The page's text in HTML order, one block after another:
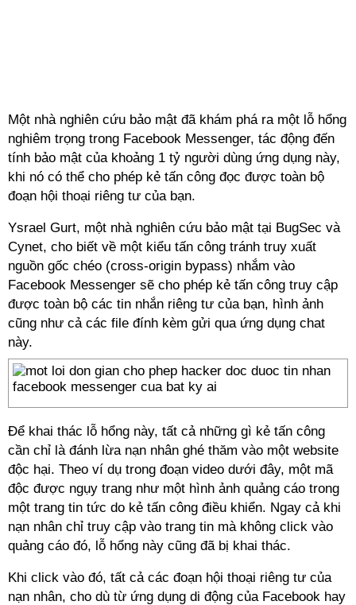
Một nhà nghiên cứu bảo mật đã khám phá ra một lỗ hổng
nghiêm trọng trong Facebook Messenger, tác động đến
tính bảo mật của khoảng 1 tỷ người dùng ứng dụng này,
khi nó có thể cho phép kẻ tấn công đọc được toàn bộ
đoạn hội thoại riêng tư của bạn.
Ysrael Gurt, một nhà nghiên cứu bảo mật tại BugSec và
Cynet, cho biết về một kiểu tấn công tránh truy xuất
nguồn gốc chéo (cross-origin bypass) nhắm vào
Facebook Messenger sẽ cho phép kẻ tấn công truy cập
được toàn bộ các tin nhắn riêng tư của bạn, hình ảnh
cũng như cả các file đính kèm gửi qua ứng dụng chat
này.
Để khai thác lỗ hổng này, tất cả những gì kẻ tấn công
cần chỉ là đánh lừa nạn nhân ghé thăm vào một website
độc hại. Theo ví dụ trong đoạn video dưới đây, một mã
độc được ngụy trang như một hình ảnh quảng cáo trong
một trang tin tức do kẻ tấn công điều khiển. Ngay cả khi
nạn nhân chỉ truy cập vào trang tin mà không click vào
quảng cáo đó, lỗ hổng này cũng đã bị khai thác.
Khi click vào đó, tất cả các đoạn hội thoại riêng tư của
nạn nhân, cho dù từ ứng dụng di động của Facebook hay